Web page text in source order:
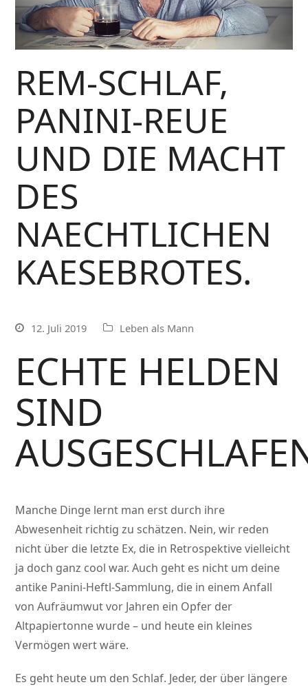
REM-SCHLAF,
PANINI-REUE
UND DIE MACHT
DES
NAECHTLICHEN
KAESEBROTES.
12. Juli 2019 Leben als Mann
ECHTE HELDEN
SIND
Manche Dinge lernt man erst durch ihre
Abwesenheit richtig zu schätzen. Nein, wir reden
nicht über die letzte Ex, die in Retrospektive vielleicht
ja doch ganz cool war. Auch geht es nicht um deine
antike Panini-Heftl-Sammlung, die in einem Anfall
von Aufräumwut vor Jahren ein Opfer der
Altpapiertonne wurde – und heute ein kleines
Vermögen wert wäre.
Es geht heute um den Schlaf. Jeder, der über längere